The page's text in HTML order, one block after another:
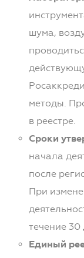
шума,
методы.
в реестре.
Сроки
начала
после
При
течение 30
Единый